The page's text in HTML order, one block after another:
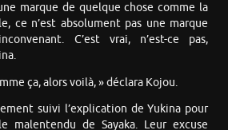
marque de quelque chose comme la
ce n’est absolument pas une marque
C’est vrai, n’est-ce pas,
ça, alors voilà, » déclara Kojou.
suivi l’explication de Yukina pour
malentendu de Sayaka. Leur excuse